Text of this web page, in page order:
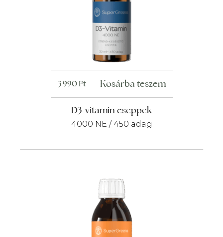
D3-vitamin cseppek
4000 NE / 450 adag
3 990Ft Kosárba teszem